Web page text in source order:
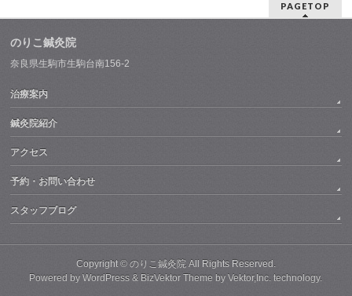
PAGETOP
のりこ鍼灸院
奈良県生駒市生駒台南156-2
治療案内
鍼灸院紹介
アクセス
予約・お問い合わせ
スタッフブログ
Copyright © のりこ鍼灸院All Rights Reserved.
Powered byWordPress & BizVektor Theme byVektor,Inc. technology.